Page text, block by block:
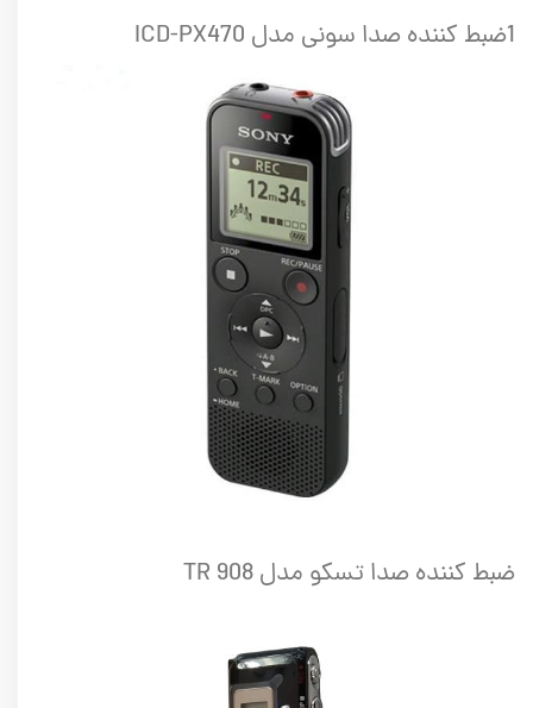
1ضبط کننده صدا سونی مدل ICD-PX470
ضبط کننده صدا تسکو مدل TR 908